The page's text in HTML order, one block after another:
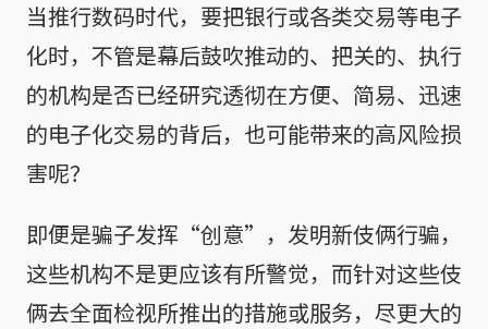
当推行数码时代，要把银行或各类交易等电子
化时，不管是幕后鼓吹推动的、把关的、执行
的机构是否已经研究透彻在方便、简易、迅速
的电子化交易的背后，也可能带来的高风险损
害呢？
即便是骗子发挥“创意”，发明新伎俩行骗，
这些机构不是更应该有所警觉，而针对这些伎
俩去全面检视所推出的措施或服务，尽更大的